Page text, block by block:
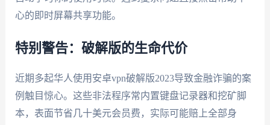
心的即时屏幕共享功能。
特别警告：破解版的生命代价
近期多起华人使用安卓vpn破解版2023导致金融诈骗的案
例触目惊心。这些非法程序常内置键盘记录器和挖矿脚
本，表面节省几十美元会员费，实际可能赔上全部身